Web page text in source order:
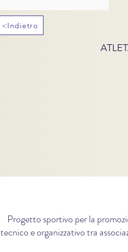
<Indietro
Progetto sportivo per la
tecnico e organizzativo tra